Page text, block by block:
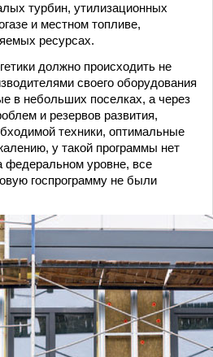
турбин, утилизационных
и местном топливе,
ресурсах.
должно происходить не
своего оборудования
в небольших поселках, а через
и резервов развития,
техники, оптимальные
у такой программы нет
федеральном уровне, все
госпрограмму не были